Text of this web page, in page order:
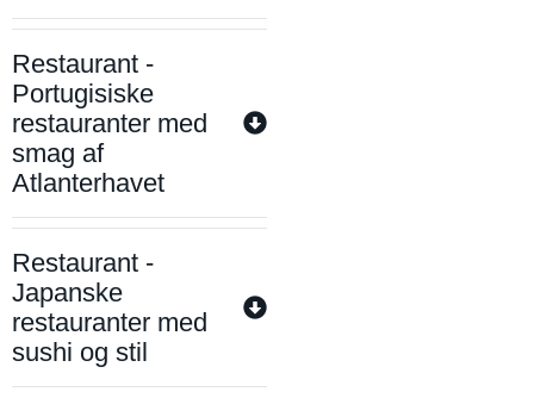
Restaurant -
Portugisiske
restauranter med
smag af
Atlanterhavet
Restaurant -
Japanske
restauranter med
sushi og stil